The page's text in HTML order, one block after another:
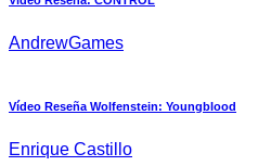
AndrewGames
Vídeo Reseña Wolfenstein: Youngblood
Enrique Castillo